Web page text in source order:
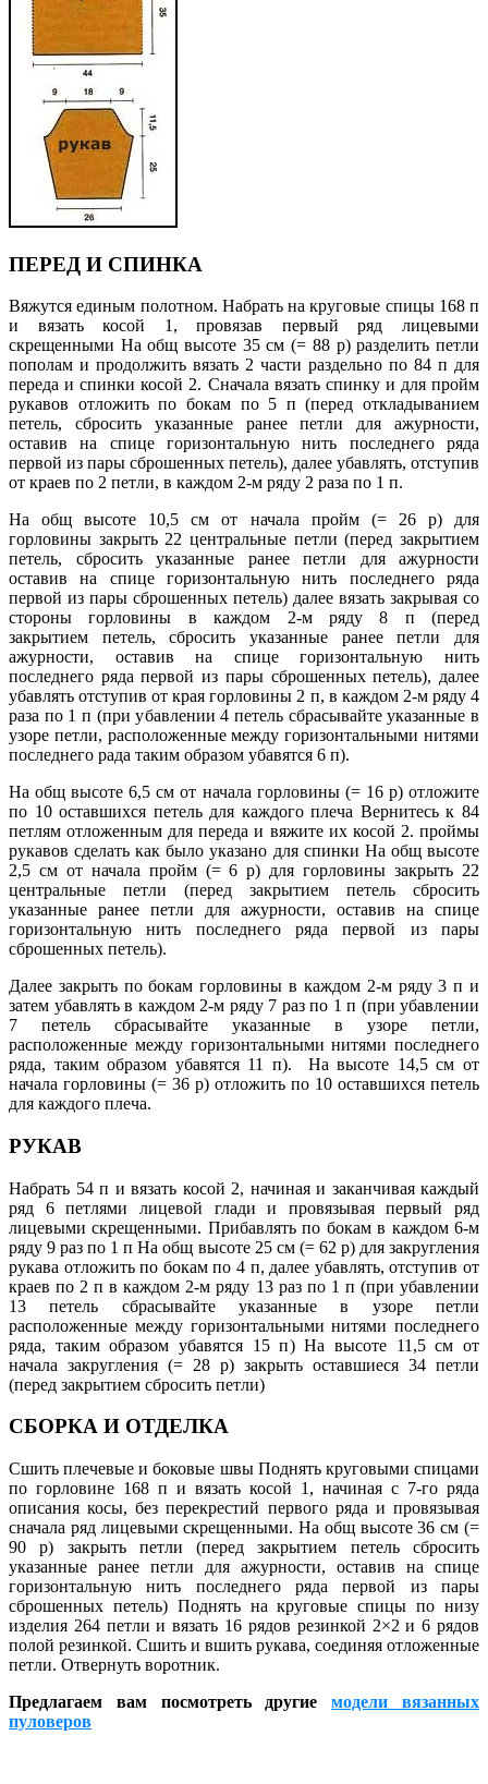
ПЕРЕД И СПИНКА
Вяжутся единым полотном. Набрать на круговые спицы 168 п
и вязать косой 1, провязав первый ряд лицевыми
скрещенными На общ высоте 35 см (= 88 р) разделить петли
пополам и продолжить вязать 2 части раздельно по 84 п для
переда и спинки косой 2. Сначала вязать спинку и для пройм
рукавов отложить по бокам по 5 п (перед откладыванием
петель, сбросить указанные ранее петли для ажурности,
оставив на спице горизонтальную нить последнего ряда
первой из пары сброшенных петель), далее убавлять, отступив
от краев по 2 петли, в каждом 2-м ряду 2 раза по 1 п.
На общ высоте 10,5 см от начала пройм (= 26 р) для
горловины закрыть 22 центральные петли (перед закрытием
петель, сбросить указанные ранее петли для ажурности
оставив на спице горизонтальную нить последнего ряда
первой из пары сброшенных петель) далее вязать закрывая со
стороны горловины в каждом 2-м ряду 8 п (перед
закрытием петель, сбросить указанные ранее петли для
ажурности, оставив на спице горизонтальную нить
последнего ряда первой из пары сброшенных петель), далее
убавлять отступив от края горловины 2 п, в каждом 2-м ряду 4
раза по 1 п (при убавлении 4 петель сбрасывайте указанные в
узоре петли, расположенные между горизонтальными нитями
последнего рада таким образом убавятся 6 п).
На общ высоте 6,5 см от начала горловины (= 16 р) отложите
по 10 оставшихся петель для каждого плеча Вернитесь к 84
петлям отложенным для переда и вяжите их косой 2. проймы
рукавов сделать как было указано для спинки На общ высоте
2,5 см от начала пройм (= 6 р) для горловины закрыть 22
центральные петли (перед закрытием петель сбросить
указанные ранее петли для ажурности, оставив на спице
горизонтальную нить последнего ряда первой из пары
сброшенных петель).
Далее закрыть по бокам горловины в каждом 2-м ряду 3 п и
затем убавлять в каждом 2-м ряду 7 раз по 1 п (при убавлении
7 петель сбрасывайте указанные в узоре петли,
расположенные между горизонтальными нитями последнего
ряда, таким образом убавятся 11 п).
На высоте 14,5 см от
начала горловины (= 36 р) отложить по 10 оставшихся петель
для каждого плеча.
РУКАВ
Набрать 54 п и вязать косой 2, начиная и заканчивая каждый
ряд 6 петлями лицевой глади и провязывая первый ряд
лицевыми скрещенными. Прибавлять по бокам в каждом 6-м
ряду 9 раз по 1 п На общ высоте 25 см (= 62 р) для закругления
рукава отложить по бокам по 4 п, далее убавлять, отступив от
краев по 2 п в каждом 2-м ряду 13 раз по 1 п (при убавлении
13 петель сбрасывайте указанные в узоре петли
расположенные между горизонтальными нитями последнего
ряда, таким образом убавятся 15 п) На высоте 11,5 см от
начала закругления (= 28 р) закрыть оставшиеся 34 петли
(перед закрытием сбросить петли)
СБОРКА И ОТДЕЛКА
Сшить плечевые и боковые швы Поднять круговыми спицами
по горловине 168 п и вязать косой 1, начиная с 7-го ряда
описания косы, без перекрестий первого ряда и провязывая
сначала ряд лицевыми скрещенными. На общ высоте 36 см (=
90 р) закрыть петли (перед закрытием петель сбросить
указанные ранее петли для ажурности, оставив на спице
горизонтальную нить последнего ряда первой из пары
сброшенных петель) Поднять на круговые спицы по низу
изделия 264 петли и вязать 16 рядов резинкой 2×2 и 6 рядов
полой резинкой. Сшить и вшить рукава, соединяя отложенные
петли. Отвернуть воротник.
Предлагаем вам посмотреть другиемодели вязанных
пуловеров